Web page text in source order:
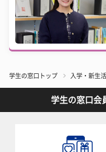
学生の窓口トップ 入学・新生活
学生の窓口会